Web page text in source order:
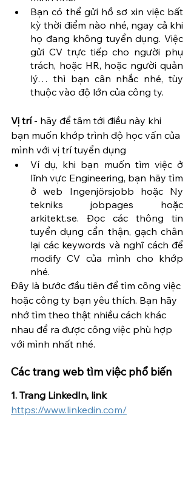
Bạn có thể gửi hồ sơ xin việc bất
kỳ thời điểm nào nhé, ngay cả khi
họ đang không tuyển dụng. Việc
gửi CV trực tiếp cho người phụ
trách, hoặc HR, hoặc người quản
lý… thì bạn cân nhắc nhé, tùy
thuộc vào độ lớn của công ty.
Vị trí - hãy để tâm tới điều này khi
bạn muốn khớp trình độ học vấn của
mình với vị trí tuyển dụng
Ví dụ, khi bạn muốn tìm việc ở
lĩnh vực Engineering, bạn hãy tìm
ở web Ingenjörsjobb hoặc Ny
tekniks jobpages hoặc
arkitekt.se. Đọc các thông tin
tuyển dụng cẩn thận, gạch chân
lại các keywords và nghĩ cách để
modify CV của mình cho khớp
nhé.
Đây là bước đầu tiên để tìm công việc
hoặc công ty bạn yêu thích. Bạn hãy
nhớ tìm theo thật nhiều cách khác
nhau để ra được công việc phù hợp
với mình nhất nhé.
Các trang web tìm việc phổ biến
1. Trang LinkedIn, link
https://www.linkedin.com/